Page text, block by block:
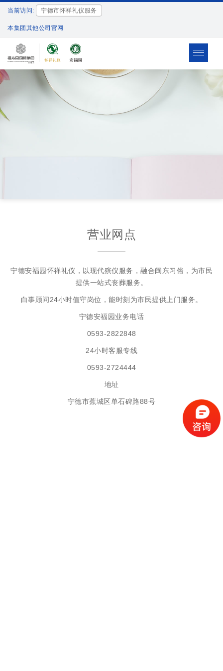
当前访问: 宁德市怀祥礼仪服务
本集团其他公司官网
Toggle
营业网点
宁德安福园怀祥礼仪，以现代殡仪服务，融合闽东习俗，为市民
提供一站式丧葬服务。
白事顾问24小时值守岗位，能时刻为市民提供上门服务。
宁德安福园业务电话
0593-2822848
24小时客服专线
0593-2724444
地址
宁德市蕉城区单石碑路88号